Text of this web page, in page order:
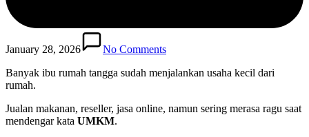
January 28, 2026
No Comments
Banyak ibu rumah tangga sudah menjalankan usaha kecil dari
rumah.
Jualan makanan, reseller, jasa online, namun sering merasa ragu saat
mendengar kata UMKM.